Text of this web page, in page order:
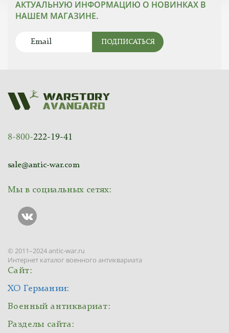
АКТУАЛЬНУЮ ИНФОРМАЦИЮ О НОВИНКАХ В
НАШЕМ МАГАЗИНЕ.
ПОДПИСАТЬСЯ
8-800-222-19-41
sale@antic-war.com
Мы в социальных сетях:
© 2011–2024 antic-war.ru
Интернет каталог военного антиквариата
Сайт:
ХО Германии:
Военный антиквариат:
Разделы сайта: